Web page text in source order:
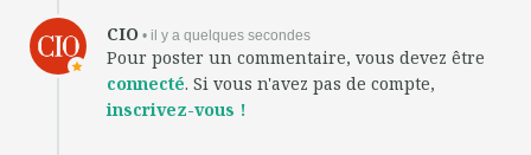
CIO • il y a quelques secondes
Pour poster un commentaire, vous devez être
connecté. Si vous n'avez pas de compte,
inscrivez-vous !